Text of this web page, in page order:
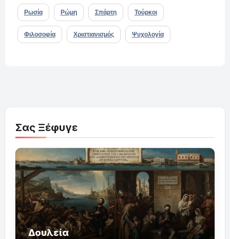
Ρωσία Ρώμη Σπάρτη Τούρκοι
Φιλοσοφία Χριστιανισμός Ψυχολογία
Σας Ξέφυγε
Δουλεία